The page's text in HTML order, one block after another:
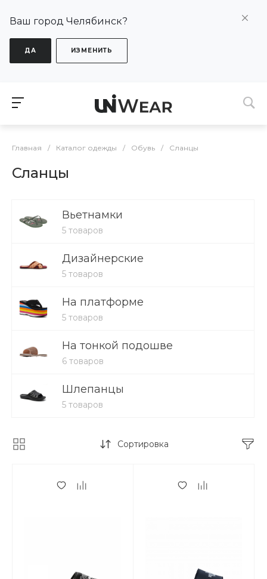
Ваш город Челябинск?
ДА ИЗМЕНИТЬ
Главная / Каталог одежды / Обувь / Сланцы
Сланцы
Вьетнамки
5 товаров
Дизайнерские
5 товаров
На платформе
5 товаров
На тонкой подошве
6 товаров
Шлепанцы
5 товаров
Сортировка